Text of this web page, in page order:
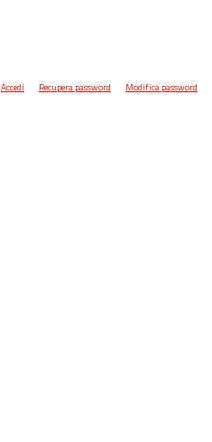
Accedi Recupera password Modifica password